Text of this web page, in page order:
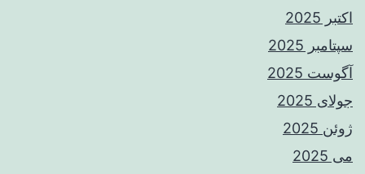
اکتبر 2025
سپتامبر 2025
آگوست 2025
جولای 2025
ژوئن 2025
می 2025